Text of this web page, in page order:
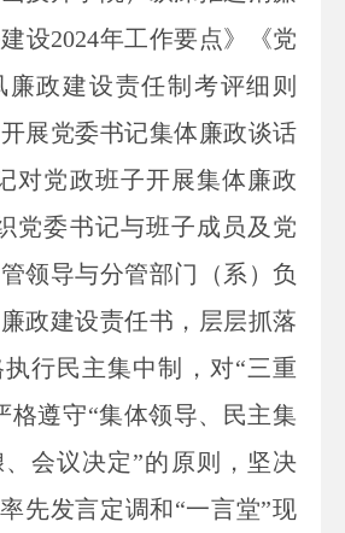
设2024年工作要点》《党
政建设责任制考评细则
开展党委书记集体廉政谈话
对党政班子开展集体廉政
党委书记与班子成员及党
领导与分管部门（系）负
政建设责任书，层层抓落
行民主集中制，对“三重
格遵守“集体领导、民主集
会议决定”的原则，坚决
先发言定调和“一言堂”现